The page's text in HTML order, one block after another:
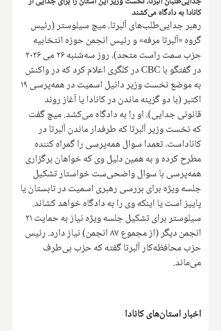
کانادا به دادگاه می‌کشند
رهبر جدایی‌طلب‌های آلبرتا، میچ سیلوستر (رئیس
گروه «آلبرتا مرفه» و رئیس انجمن حوزه انتخابیه
حزب سمت راست متحد)، روز سه‌شنبه ۲۶ می ۲۰۲۶
در گفتگو با CBC در کلگری اعلام کرد که در واکنش
به موضع نخست وزیر دانیل اسمیت در همه‌پرسی ۱۹
اکتبر (با دو گزینه ماندن در کانادا یا آغاز روند
قانونی جدایی)، او را به دادگاه می‌کشد. میچ گفت
که نخست وزیر آلبرتا که طرفدار ماندن آلبرتا در
کاناداست، تعمدا سوال همه‌پرسی را گمراه کننده
مطرح کرده و به همین دلیل وی که خواهان برگزاری
همه‌پرسی با سوال واضحی‌ست خواستار تشکیل
جلسه ویژه برای بررسی رهبری اسمیت در تابستان یا
پاییز است یا اینکه وی را به دادگاه خواهد کشاند.
سیلوستر برای تشکیل جلسه ویژه نیاز به حمایت ۲۱
انجمن دیگر (از مجموع ۸۷ انجمن) نیاز دارد. رئیس
حزب محافظه‌کار آلبرتا گفته که حزب بی‌طرف
می‌ماند.
اخبار استان‌های کانادا